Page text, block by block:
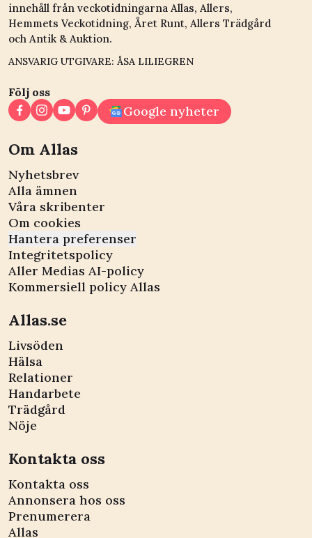
innehåll från veckotidningarna Allas, Allers,
Hemmets Veckotidning, Året Runt, Allers Trädgård
och Antik & Auktion.
ANSVARIG UTGIVARE: ÅSA LILIEGREN
Följ oss
Google nyheter
Om Allas
Nyhetsbrev
Alla ämnen
Våra skribenter
Om cookies
Hantera preferenser
Integritetspolicy
Aller Medias AI-policy
Kommersiell policy Allas
Allas.se
Livsöden
Hälsa
Relationer
Handarbete
Trädgård
Nöje
Kontakta oss
Kontakta oss
Annonsera hos oss
Prenumerera
Allas